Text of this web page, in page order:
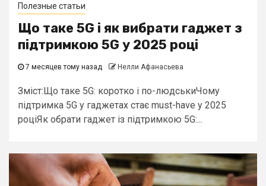
Полезные статьи
Що таке 5G і як вибрати гаджет з
підтримкою 5G у 2025 році
7 месяцев тому назад Нелли Афанасьева
Зміст:Що таке 5G: коротко і по-людськиЧому
підтримка 5G у гаджетах стає must-have у 2025
роціЯк обрати гаджет із підтримкою 5G:...